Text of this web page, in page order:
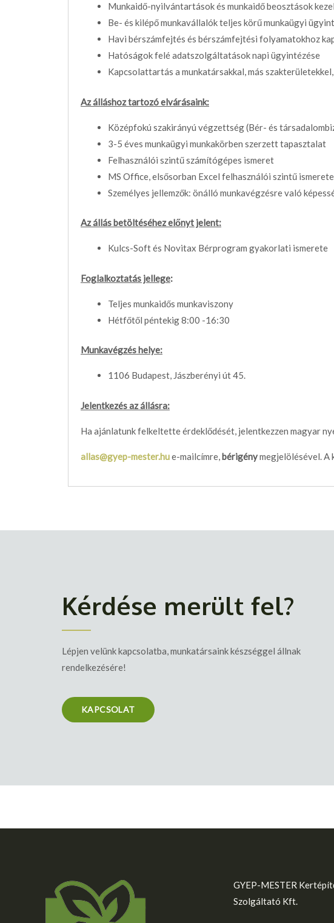
Munkaidő-nyilvántartások és munkaidő beosztások
Be- és kilépő munkavállalók teljes körű munkaügyi
Havi bérszámfejtés és bérszámfejtési folyamatokhoz
Hatóságok felé adatszolgáltatások napi ügyintézése
Kapcsolattartás a munkatársakkal, más
Az álláshoz tartozó elvárásaink:
Középfokú szakirányú végzettség (Bér- és
3-5 éves munkaügyi munkakörben szerzett tapasztalat
Felhasználói szintű számítógépes ismeret
MS Office, elsősorban Excel felhasználói szintű ismerete
Személyes jellemzők: önálló munkavégzésre való
Az állás betöltéséhez előnyt jelent:
Kulcs-Soft és Novitax Bérprogram gyakorlati ismerete
Foglalkoztatás jellege:
Teljes munkaidős munkaviszony
Hétfőtől péntekig 8:00 -16:30
Munkavégzés helye:
1106 Budapest, Jászberényi út 45.
Jelentkezés az állásra:
Ha ajánlatunk felkeltette érdeklődését, jelentkezzen magyar
allas@gyep-mester.hue-mailcímre, bérigénymegjelölésével. A
Kérdése merült fel?
Lépjen velünk kapcsolatba, munkatársaink készséggel állnak
rendelkezésére!
KAPCSOLAT
GYEP-MESTER
Szolgáltató Kft.